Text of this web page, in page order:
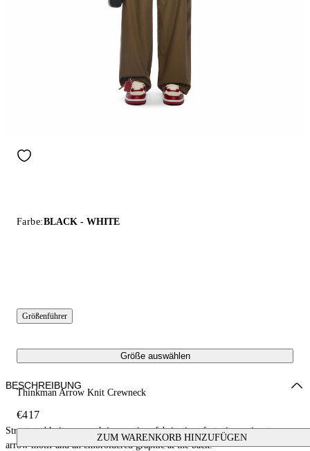
Farbe:BLACK - WHITE
Größenführer
Größe auswählen
Thinkman Arrow Knit Crewneck
€417
ZUM WARENKORB HINZUFÜGEN
BESCHREIBUNG
Structured knit crewneck in premium fabrication, featuring a signature
arrow motif and an embroidered graphic at the back.